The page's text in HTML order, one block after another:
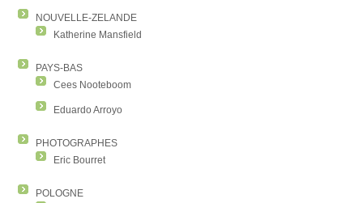
NOUVELLE-ZELANDE
Katherine Mansfield
PAYS-BAS
Cees Nooteboom
Eduardo Arroyo
PHOTOGRAPHES
Eric Bourret
POLOGNE